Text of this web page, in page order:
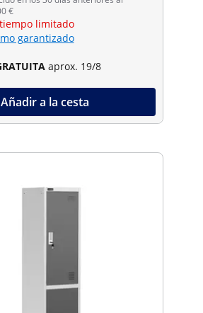
€
limitado
garantizado
aprox. 19/8
Añadir a la cesta